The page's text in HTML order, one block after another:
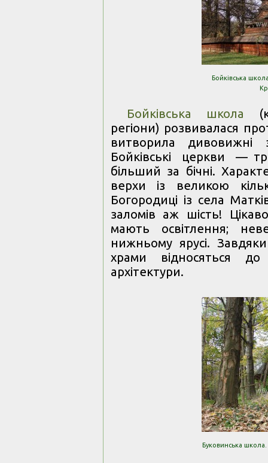
Бойківська
Бойківська школа
регіони) розвивалася
витворила дивовижні
Бойківські церкви —
більший за бічні.
верхи із великою
Богородиці із села
заломів аж шість!
мають освітлення;
нижньому ярусі. Завдяки
храми відносяться до
архітектури.
Буковинська школа.